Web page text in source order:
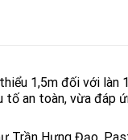
1,5m đối với làn
an toàn, vừa đáp